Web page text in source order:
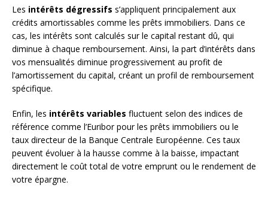
Les intérêts dégressifs s’appliquent principalement aux
crédits amortissables comme les prêts immobiliers. Dans ce
cas, les intérêts sont calculés sur le capital restant dû, qui
diminue à chaque remboursement. Ainsi, la part d’intérêts dans
vos mensualités diminue progressivement au profit de
l’amortissement du capital, créant un profil de remboursement
spécifique.
Enfin, les intérêts variables fluctuent selon des indices de
référence comme l’Euribor pour les prêts immobiliers ou le
taux directeur de la Banque Centrale Européenne. Ces taux
peuvent évoluer à la hausse comme à la baisse, impactant
directement le coût total de votre emprunt ou le rendement de
votre épargne.